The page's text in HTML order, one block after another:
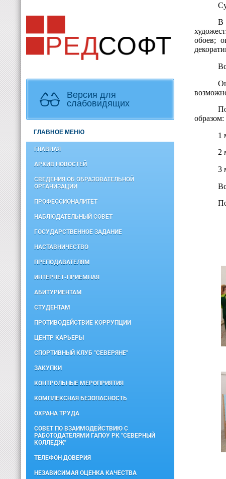
Версия для
слабовидящих
ГЛАВНОЕ МЕНЮ
ГЛАВНАЯ
АРХИВ НОВОСТЕЙ
СВЕДЕНИЯ ОБ ОБРАЗОВАТЕЛЬНОЙ
ОРГАНИЗАЦИИ
ПРОФЕССИОНАЛИТЕТ
НАБЛЮДАТЕЛЬНЫЙ СОВЕТ
ГОСУДАРСТВЕННОЕ ЗАДАНИЕ
НАСТАВНИЧЕСТВО
ПРЕПОДАВАТЕЛЯМ
ИНТЕРНЕТ-ПРИЕМНАЯ
АБИТУРИЕНТАМ
СТУДЕНТАМ
ПРОТИВОДЕЙСТВИЕ КОРРУПЦИИ
ЦЕНТР КАРЬЕРЫ
СПОРТИВНЫЙ КЛУБ "СЕВЕРЯНЕ"
ЗАКУПКИ
КОНТРОЛЬНЫЕ МЕРОПРИЯТИЯ
КОМПЛЕКСНАЯ БЕЗОПАСНОСТЬ
ОХРАНА ТРУДА
СОВЕТ ПО ВЗАИМОДЕЙСТВИЮ С
РАБОТОДАТЕЛЯМИ ГАПОУ РК "СЕВЕРНЫЙ
КОЛЛЕДЖ"
ТЕЛЕФОН ДОВЕРИЯ
НЕЗАВИСИМАЯ ОЦЕНКА КАЧЕСТВА
В
обоев;
образом:
1
2
3